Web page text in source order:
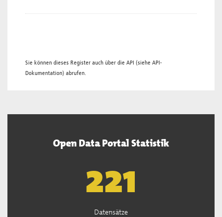
Sie können dieses Register auch über die API (siehe API-
Dokumentation) abrufen.
Open Data Portal Statistik
222
Datensätze